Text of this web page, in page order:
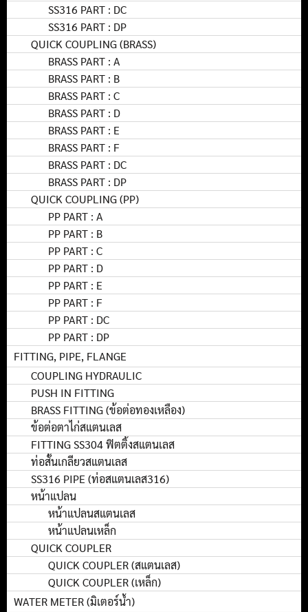
SS316 PART : DC
SS316 PART : DP
QUICK COUPLING (BRASS)
BRASS PART : A
BRASS PART : B
BRASS PART : C
BRASS PART : D
BRASS PART : E
BRASS PART : F
BRASS PART : DC
BRASS PART : DP
QUICK COUPLING (PP)
PP PART : A
PP PART : B
PP PART : C
PP PART : D
PP PART : E
PP PART : F
PP PART : DC
PP PART : DP
FITTING, PIPE, FLANGE
COUPLING HYDRAULIC
PUSH IN FITTING
BRASS FITTING (ข้อต่อทองเหลือง)
ข้อต่อตาไก่สแตนเลส
FITTING SS304 ฟิตติ้งสแตนเลส
ท่อสั้นเกลียวสแตนเลส
SS316 PIPE (ท่อสแตนเลส316)
หน้าแปลน
หน้าแปลนสแตนเลส
หน้าแปลนเหล็ก
QUICK COUPLER
QUICK COUPLER (สแตนเลส)
QUICK COUPLER (เหล็ก)
WATER METER (มิเตอร์น้ำ)